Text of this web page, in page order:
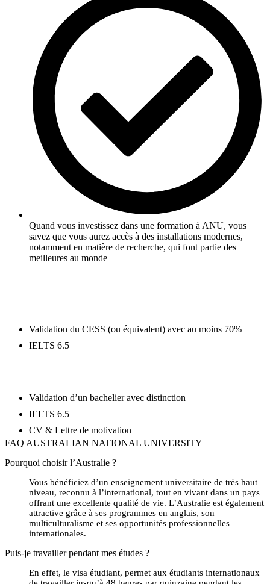
Quand vous investissez dans une formation à ANU, vous
savez que vous aurez accès à des installations modernes,
notamment en matière de recherche, qui font partie des
meilleures au monde
Validation du CESS (ou équivalent) avec au moins 70%
IELTS 6.5
Validation d’un bachelier avec distinction
IELTS 6.5
CV & Lettre de motivation
FAQ AUSTRALIAN NATIONAL UNIVERSITY
Pourquoi choisir l’Australie ?
Vous bénéficiez d’un enseignement universitaire de très haut
niveau, reconnu à l’international, tout en vivant dans un pays
offrant une excellente qualité de vie. L’Australie est également
attractive grâce à ses programmes en anglais, son
multiculturalisme et ses opportunités professionnelles
internationales.
Puis-je travailler pendant mes études ?
En effet, le visa étudiant, permet aux étudiants internationaux